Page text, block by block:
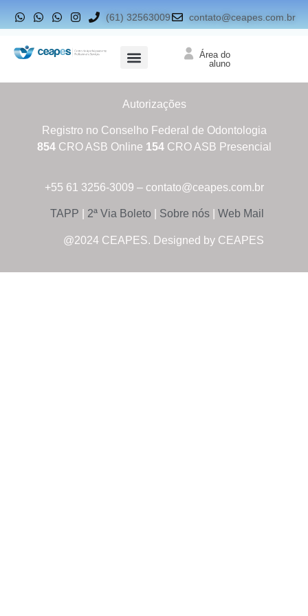
(61) 32563009 contato@ceapes.com.br
Área do
aluno
Autorizações
Registro no Conselho Federal de Odontologia
854CRO ASB Online 154CRO ASB Presencial
+55 61 3256-3009 – contato@ceapes.com.br
TAPP 2ª Via Boleto| Sobre nós| Web Mail
@2024 CEAPES. Designed by CEAPES